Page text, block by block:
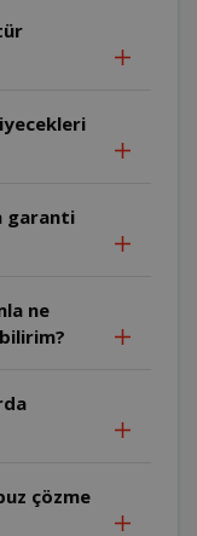
garanti
çözme